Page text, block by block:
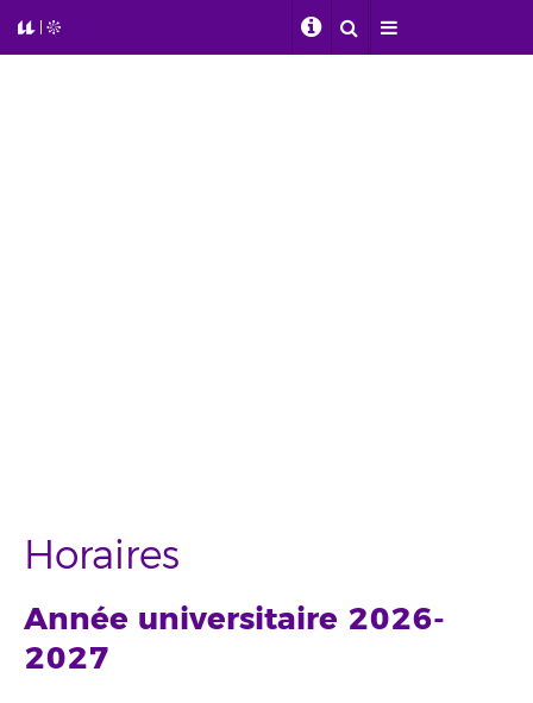
Horaires
Année universitaire 2026-
2027